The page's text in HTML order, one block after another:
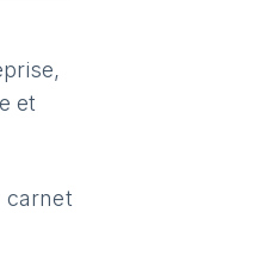
et
carnet